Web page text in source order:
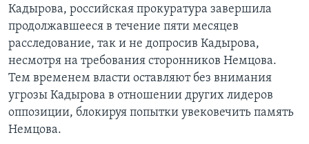
Кадырова, российская прокуратура завершила
продолжавшееся в течение пяти месяцев
расследование, так и не допросив Кадырова,
несмотря на требования сторонников Немцова.
Тем временем власти оставляют без внимания
угрозы Кадырова в отношении других лидеров
оппозиции, блокируя попытки увековечить память
Немцова.